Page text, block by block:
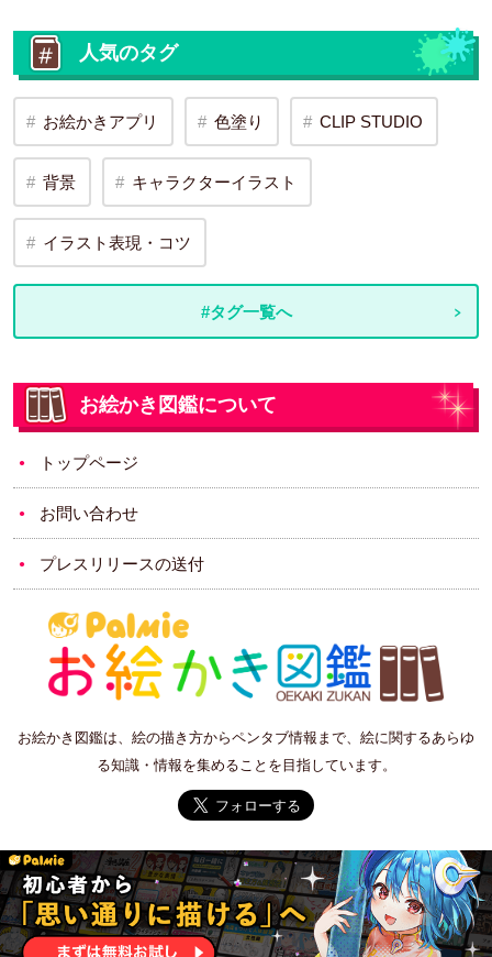
人気のタグ
お絵かきアプリ 色塗り CLIP STUDIO
背景 キャラクターイラスト
イラスト表現・コツ
#タグ一覧へ
お絵かき図鑑について
トップページ
お問い合わせ
プレスリリースの送付
お絵かき図鑑は、絵の描き方からペンタブ情報まで、絵に関するあらゆ
る知識・情報を集めることを目指しています。